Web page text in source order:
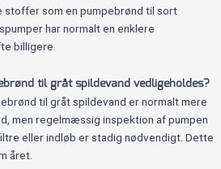
stoffer som en pumpebrønd til sort
har normalt en enklere
billigere.
til gråt spildevand vedligeholdes?
til gråt spildevand er normalt mere
men regelmæssig inspektion af pumpen
eller indløb er stadig nødvendigt. Dette
året.